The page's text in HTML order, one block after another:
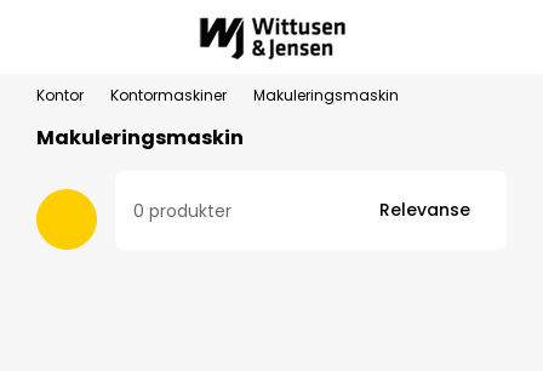
Kontor Kontormaskiner Makuleringsmaskin
Makuleringsmaskin
0 produkter Relevanse